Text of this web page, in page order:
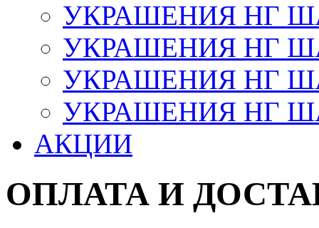
УКРАШЕНИЯ НГ
УКРАШЕНИЯ НГ
УКРАШЕНИЯ НГ
УКРАШЕНИЯ НГ
АКЦИИ
ОПЛАТА И